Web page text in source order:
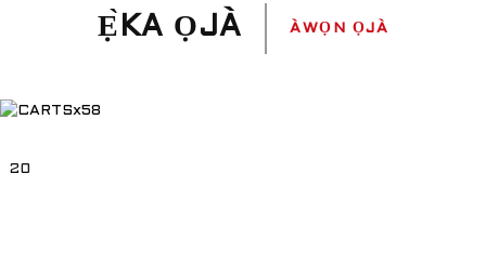
Ẹ̀KA ỌJÀ ÀWỌN ỌJÀ
20